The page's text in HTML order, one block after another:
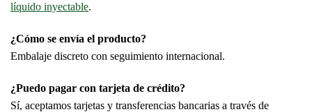
líquido inyectable.
¿Cómo se envía el producto?
Embalaje discreto con seguimiento internacional.
¿Puedo pagar con tarjeta de crédito?
Sí, aceptamos tarjetas y transferencias bancarias a través de